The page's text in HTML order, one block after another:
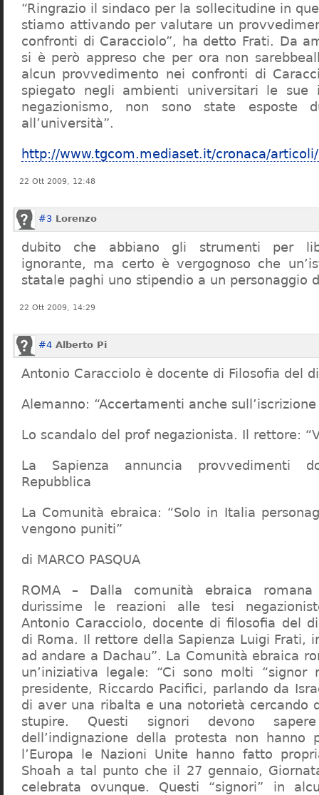
“Ringrazio il sindaco per la sollecitudine in
stiamo attivando per valutare un
confronti di Caracciolo”, ha detto Frati. Da
si è però appreso che per ora non
alcun provvedimento nei confronti di
spiegato negli ambienti universitari le sue
negazionismo, non sono state esposte
all’università”.
http://www.tgcom.mediaset.it/cronaca/
22 Ott 2009, 12:48
#3 Lorenzo
dubito che abbiano gli strumenti per
ignorante, ma certo è vergognoso che
statale paghi uno stipendio a un personaggio
22 Ott 2009, 14:29
#4 Alberto Pi
Antonio Caracciolo è docente di Filosofia del
Alemanno: “Accertamenti anche
Lo scandalo del prof negazionista. Il rettore:
La Sapienza annuncia provvedimenti
Repubblica
La Comunità ebraica: “Solo in Italia
vengono puniti”
di MARCO PASQUA
ROMA – Dalla comunità ebraica
durissime le reazioni alle tesi
Antonio Caracciolo, docente di filosofia del
di Roma. Il rettore della Sapienza Luigi Frati,
ad andare a Dachau”. La Comunità ebraica
un’iniziativa legale: “Ci sono molti “signor
presidente, Riccardo Pacifici, parlando da
di aver una ribalta e una notorietà cercando
stupire. Questi signori devono
dell’indignazione della protesta non hanno
l’Europa le Nazioni Unite hanno fatto
Shoah a tal punto che il 27 gennaio,
celebrata ovunque. Questi “signori” in